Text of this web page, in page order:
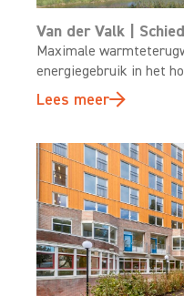
Van der Valk |
Maximale
energiegebruik in het
Lees meer